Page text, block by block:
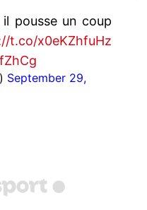
pousse un coup
t.co/x0eKZhfuHz
September 29,